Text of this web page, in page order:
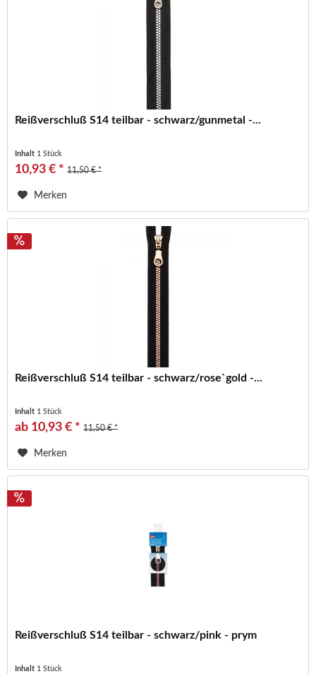
Reißverschluß S14 teilbar - schwarz/gunmetal -...
Inhalt 1 Stück
10,93 € * 11,50 € *
Merken
Reißverschluß S14 teilbar - schwarz/rose`gold -...
Inhalt 1 Stück
ab 10,93 € * 11,50 € *
Merken
Reißverschluß S14 teilbar - schwarz/pink - prym
Inhalt 1 Stück